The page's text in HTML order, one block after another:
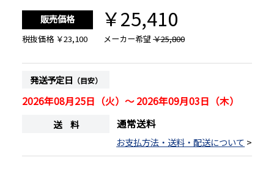
販売価格 ￥25,410
税抜価格 ￥23,100 メーカー希望￥25,800
発送予定日 （目安）
2026年08月25日（火）～ 2026年09月03日（木）
送 料 通常送料
お支払方法・送料・配送について >